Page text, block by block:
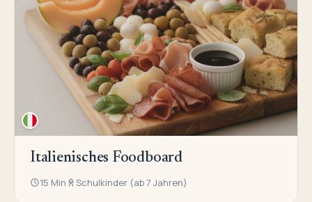
Italienisches Foodboard
15 Min Schulkinder (ab 7 Jahren)